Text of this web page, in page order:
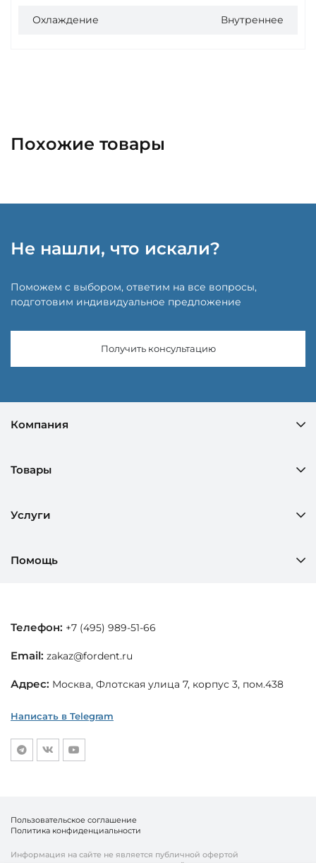
Охлаждение Внутреннее
Похожие товары
Не нашли, что искали?
Поможем с выбором, ответим на все вопросы,
подготовим индивидуальное предложение
Получить консультацию
Компания
Товары
Услуги
Помощь
Телефон: +7 (495) 989-51-66
Email: zakaz@fordent.ru
Адрес: Москва, Флотская улица 7, корпус 3, пом.438
Написать в Telegram
Информация на сайте не является публичной офертой
Пользовательское соглашение
Политика конфиденциальности